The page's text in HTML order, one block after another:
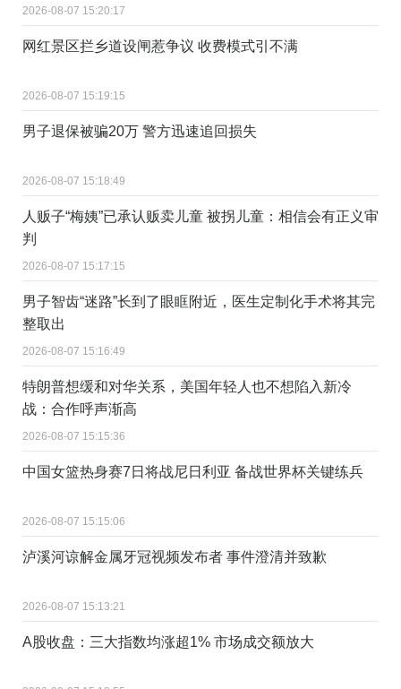
2026-08-07 15:20:17
网红景区拦乡道设闸惹争议 收费模式引不满
2026-08-07 15:19:15
男子退保被骗20万 警方迅速追回损失
2026-08-07 15:18:49
人贩子“梅姨”已承认贩卖儿童 被拐儿童：相信会有正义审
判
2026-08-07 15:17:15
男子智齿“迷路”长到了眼眶附近，医生定制化手术将其完
整取出
2026-08-07 15:16:49
特朗普想缓和对华关系，美国年轻人也不想陷入新冷
战：合作呼声渐高
2026-08-07 15:15:36
中国女篮热身赛7日将战尼日利亚 备战世界杯关键练兵
2026-08-07 15:15:06
泸溪河谅解金属牙冠视频发布者 事件澄清并致歉
2026-08-07 15:13:21
A股收盘：三大指数均涨超1% 市场成交额放大